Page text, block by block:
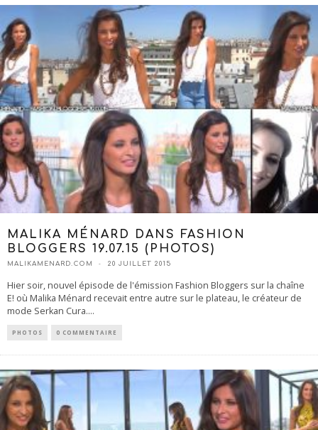
MALIKA MÉNARD DANS FASHION
BLOGGERS 19.07.15 (PHOTOS)
MALIKAMENARD.COM 20 JUILLET 2015
Hier soir, nouvel épisode de l'émission Fashion Bloggers sur la chaîne
E! où Malika Ménard recevait entre autre sur le plateau, le créateur de
mode Serkan Cura....
PHOTOS 0 COMMENTAIRE